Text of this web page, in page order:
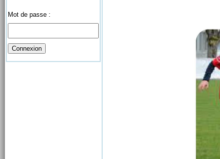
Mot de passe :